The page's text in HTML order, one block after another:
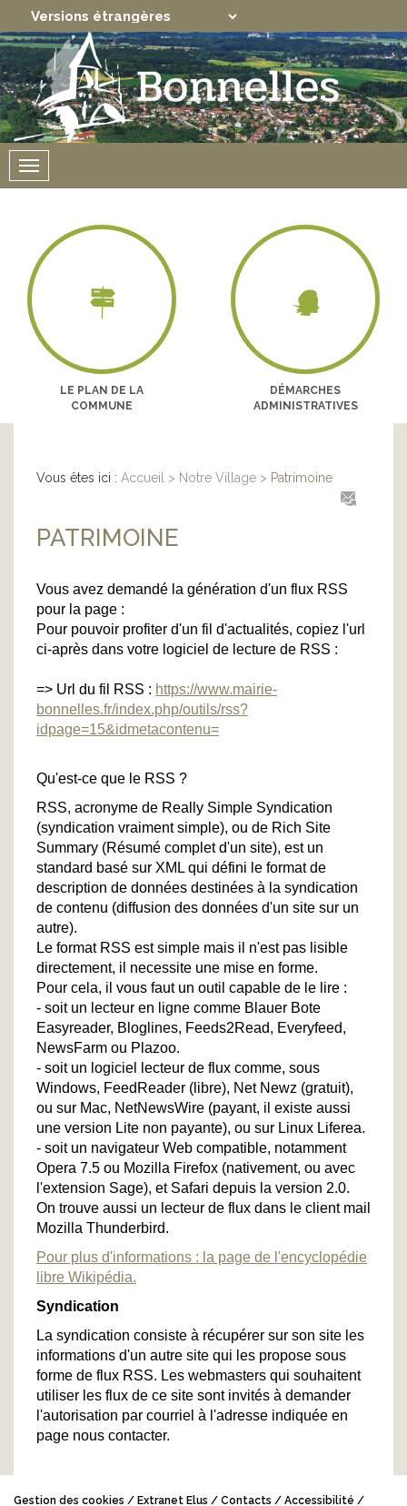
Powered by Translate
Menu
LE PLAN DE LA
COMMUNE
DÉMARCHES
ADMINISTRATIVES
Vous êtes ici : Accueil > Notre Village > Patrimoine
PATRIMOINE
Vous avez demandé la génération d'un flux RSS
pour la page :
Pour pouvoir profiter d'un fil d'actualités, copiez l'url
ci-après dans votre logiciel de lecture de RSS :
=> Url du fil RSS : https://www.mairie-
bonnelles.fr/index.php/outils/rss?
idpage=15&idmetacontenu=
Qu'est-ce que le RSS ?
RSS, acronyme de Really Simple Syndication
(syndication vraiment simple), ou de Rich Site
Summary (Résumé complet d'un site), est un
standard basé sur XML qui défini le format de
description de données destinées à la syndication
de contenu (diffusion des données d'un site sur un
autre).
Le format RSS est simple mais il n'est pas lisible
directement, il necessite une mise en forme.
Pour cela, il vous faut un outil capable de le lire :
- soit un lecteur en ligne comme Blauer Bote
Easyreader, Bloglines, Feeds2Read, Everyfeed,
NewsFarm ou Plazoo.
- soit un logiciel lecteur de flux comme, sous
Windows, FeedReader (libre), Net Newz (gratuit),
ou sur Mac, NetNewsWire (payant, il existe aussi
une version Lite non payante), ou sur Linux Liferea.
- soit un navigateur Web compatible, notamment
Opera 7.5 ou Mozilla Firefox (nativement, ou avec
l'extension Sage), et Safari depuis la version 2.0.
On trouve aussi un lecteur de flux dans le client mail
Mozilla Thunderbird.
Pour plus d'informations : la page de l'encyclopédie
libre Wikipédia.
Syndication
La syndication consiste à récupérer sur son site les
informations d'un autre site qui les propose sous
forme de flux RSS. Les webmasters qui souhaitent
utiliser les flux de ce site sont invités à demander
l'autorisation par courriel à l'adresse indiquée en
page nous contacter.
Gestion des cookies Extranet Elus Contacts
Accessibilité